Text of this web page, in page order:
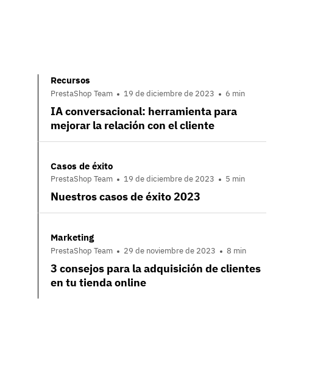
Recursos
PrestaShop Team 19 de diciembre de 2023 6 min
IA conversacional: herramienta para
mejorar la relación con el cliente
Casos de éxito
PrestaShop Team 19 de diciembre de 2023 5 min
Nuestros casos de éxito 2023
Marketing
PrestaShop Team 29 de noviembre de 2023 8 min
3 consejos para la adquisición de clientes
en tu tienda online